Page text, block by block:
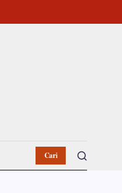
Cari